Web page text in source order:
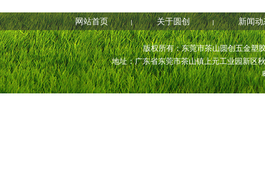
网站首页 | 关于圆创 | 新闻动
版权所有：东莞市茶山圆创五金塑
地址：广东省东莞市茶山镇上元工业园新区